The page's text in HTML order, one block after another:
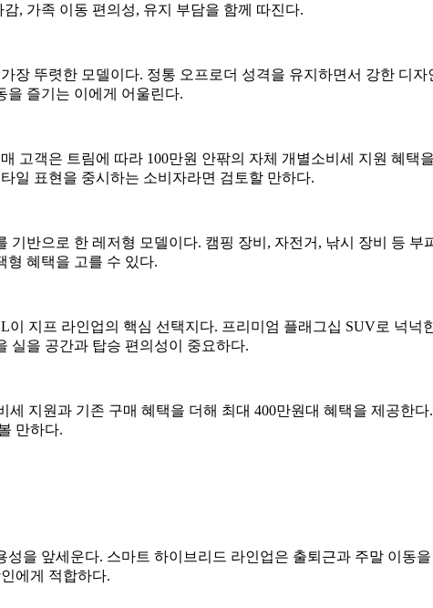
, 가족 이동 편의성, 유지 부담을 함께 따진다.
장 뚜렷한 모델이다. 정통 오프로더 성격을 유지하면서 강한 디
을 즐기는 이에게 어울린다.
고객은 트림에 따라 100만원 안팎의 자체 개별소비세 지원 혜
일 표현을 중시하는 소비자라면 검토할 만하다.
기반으로 한 레저형 모델이다. 캠핑 장비, 자전거, 낚시 장비 등
형 혜택을 고를 수 있다.
이 지프 라인업의 핵심 선택지다. 프리미엄 플래그십 SUV로 넉
실을 공간과 탑승 편의성이 중요하다.
세 지원과 기존 구매 혜택을 더해 최대 400만원대 혜택을 제공한
만하다.
성을 앞세운다. 스마트 하이브리드 라인업은 출퇴근과 주말 이동
에게 적합하다.